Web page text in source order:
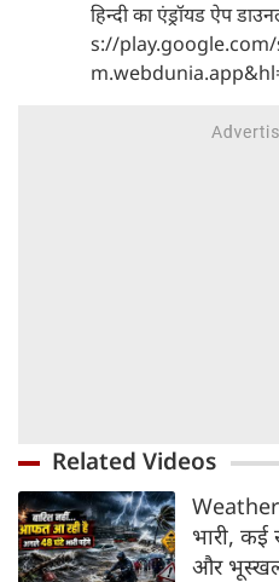
हिन्दी का एंड्रॉयड ऐप
s://
Related Videos
भारी, कई
और